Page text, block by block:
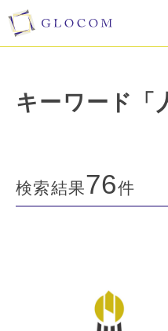
キーワード「
検索結果76件